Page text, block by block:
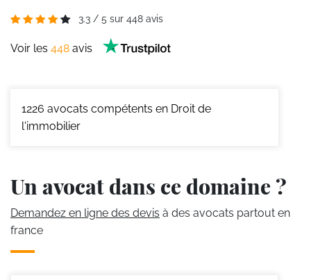
3.3 / 5 sur 448 avis
Voir les 448 avis
1226 avocats compétents en Droit de
l'immobilier
Un avocat dans ce domaine ?
Demandez en ligne des devis à des avocats partout en
france